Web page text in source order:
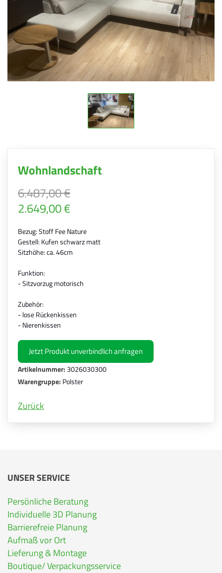
Wohnlandschaft
6.487,00 €
2.649,00 €
Bezug: Stoff Fee Nature
Gestell: Kufen schwarz matt
Sitzhöhe: ca. 46cm
Funktion:
- Sitzvorzug motorisch
Zubehör:
- lose Rückenkissen
- Nierenkissen
Jetzt Produkt unverbindlich anfragen
Artikelnummer: 3026030300
Warengruppe: Polster
Zurück
UNSER SERVICE
Persönliche Beratung
Individuelle 3D Planung
Barrierefreie Planung
Aufmaß vor Ort
Lieferung & Montage
Boutique/ Verpackungsservice